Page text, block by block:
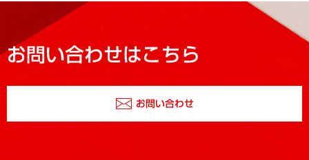
お問い合わせはこちら
お問い合わせ